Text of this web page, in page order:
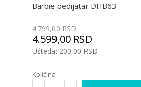
Barbie pedijatar DHB63
4.799,00 RSD
4.599,00 RSD
Ušteda: 200,00 RSD
Količina: